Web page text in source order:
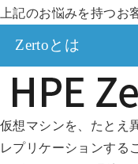
上記のお悩みを持つお
Zertoとは
仮想マシンを、たとえ
レプリケーションする